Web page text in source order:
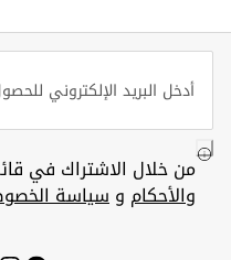
من خلال الاشتراك في
والأحكام وسياسة